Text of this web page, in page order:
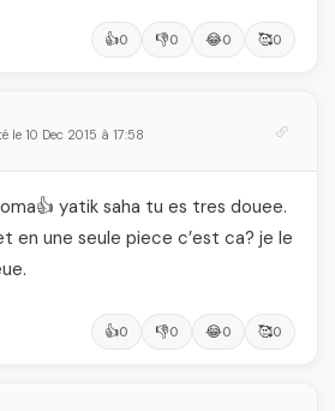
👍0 👎0 😂0 🥰0
le 10 Dec 2015 à 17:58
yatik saha tu es tres douee.
en une seule piece c’est ca? je le
👍0 👎0 😂0 🥰0